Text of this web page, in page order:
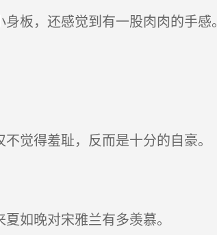
板，还感觉到有一股肉肉的手感。
觉得羞耻，反而是十分的自豪。
如晚对宋雅兰有多羡慕。